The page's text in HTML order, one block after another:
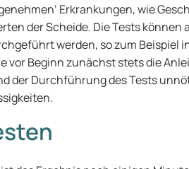
Erkrankungen, wie
der Scheide. Die Tests
werden, so zum Beispiel
vor Beginn zunächst stets die
der Durchführung des Tests